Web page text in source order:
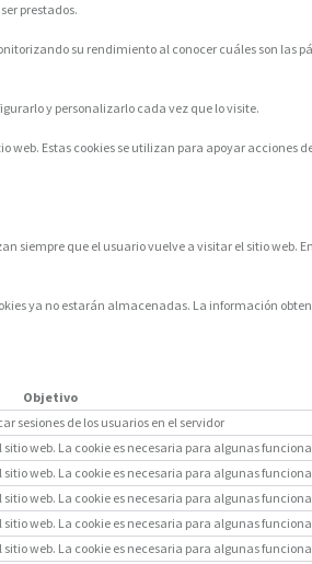
prestados.
su rendimiento al conocer cuáles son las
y personalizarlo cada vez que lo visite.
web. Estas cookies se utilizan para apoyar
siempre que el usuario vuelve a visitar el sitio web.
ya no estarán almacenadas. La información
Objetivo
sesiones de los usuarios en el servidor
web. La cookie es necesaria para algunas
web. La cookie es necesaria para algunas
web. La cookie es necesaria para algunas
web. La cookie es necesaria para algunas
web. La cookie es necesaria para algunas